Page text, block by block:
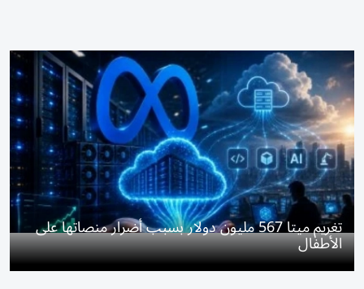
تغريم ميتا 567 مليون دولار بسبب أضرار منصاتها على
الأطفال